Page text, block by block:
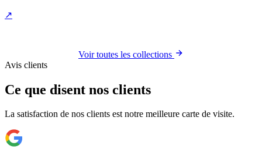
↗
Voir toutes les collections
Avis clients
Ce que disent nos clients
La satisfaction de nos clients est notre meilleure carte de visite.